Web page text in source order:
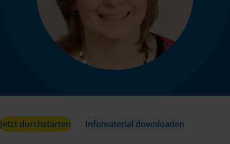
Jetzt durchstarten Infomaterial downloaden